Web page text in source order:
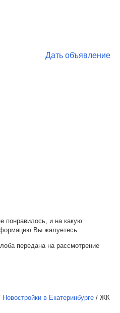
Дать объявление
понравилось, и на какую
Вы жалуетесь.
передана на рассмотрение
Новостройки в Екатеринбурге / ЖК